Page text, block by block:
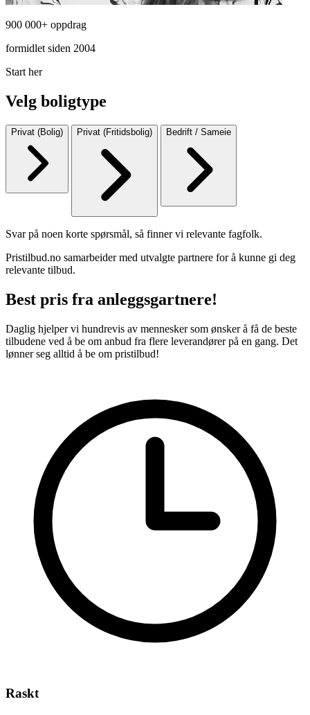
900 000+ oppdrag
formidlet siden 2004
Start her
Velg boligtype
Privat (Bolig) Privat (Fritidsbolig) Bedrift / Sameie
Svar på noen korte spørsmål, så finner vi relevante fagfolk.
Pristilbud.no samarbeider med utvalgte partnere for å kunne gi deg
relevante tilbud.
Best pris fra anleggsgartnere!
Daglig hjelper vi hundrevis av mennesker som ønsker å få de beste
tilbudene ved å be om anbud fra flere leverandører på en gang. Det
lønner seg alltid å be om pristilbud!
Raskt